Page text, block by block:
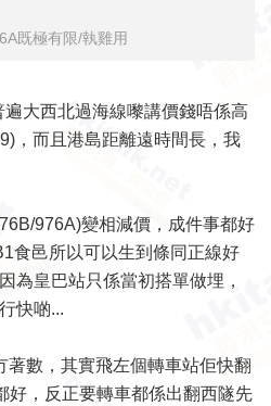
既極有限/執雞用
大西北過海線嚟講價錢唔係高
，而且港島距離遠時間長，我
976A)變相減價，成件事都好
食邑所以可以生到條同正線好
為皇巴站只係當初搭單做埋，
快啲...
數，其實飛左個轉車站佢快翻
好，反正要轉車都係出翻西隧先